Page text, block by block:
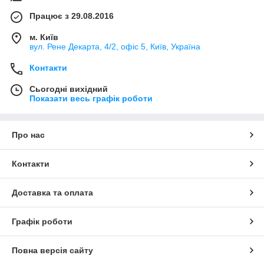
Працює з 29.08.2016
м. Київ
вул. Рене Декарта, 4/2, офіс 5, Київ, Україна
Контакти
Сьогодні вихідний
Показати весь графік роботи
Про нас
Контакти
Доставка та оплата
Графік роботи
Повна версія сайту